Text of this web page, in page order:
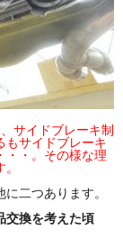
サイドブレーキ制
もサイドブレーキ
・・。その様な理
二つあります。
交換を考えた頃